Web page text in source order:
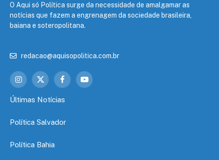
O Aqui só Política surge da necessidade de amalgamar as
notícias que fazem a engrenagem da sociedade brasileira,
baiana e soteropolitana.
redacao@aquisopolitica.com.br
Instagram
X
FacebookYouTube
Últimas Notícias
Política Salvador
Política Bahia